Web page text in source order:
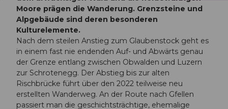
Moore prägen die Wanderung. Grenzsteine und
Alpgebäude sind deren besonderen
Kulturelemente.
Nach dem steilen Anstieg zum Glaubenstock geht es
in einem fast nie endenden Auf- und Abwärts genau
der Grenze entlang zwischen Obwalden und Luzern
zur Schrotenegg. Der Abstieg bis zur alten
Rischbrücke führt über den 2022 teilweise neu
erstellten Wanderweg. An der Route nach Gfellen
passiert man die geschichtsträchtige, ehemalige